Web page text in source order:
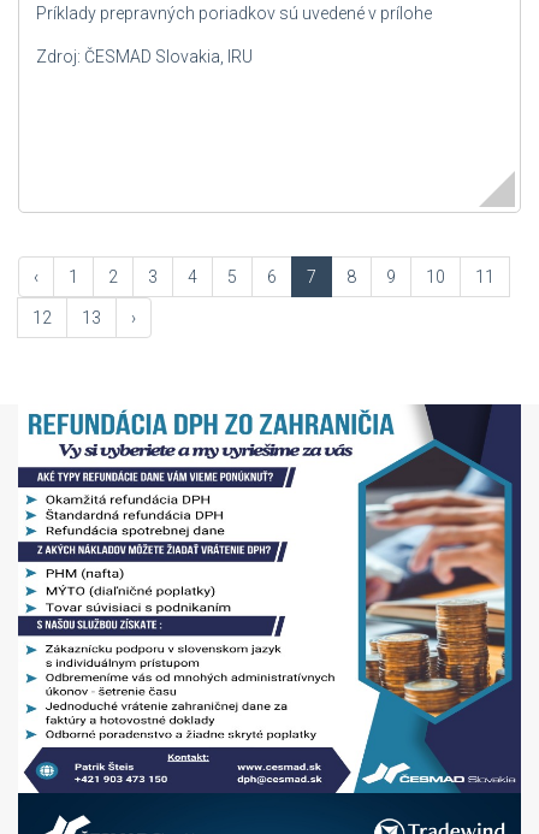
Príklady prepravných poriadkov sú uvedené v prílohe
Zdroj: ČESMAD Slovakia, IRU
‹ 1 2 3 4 5 6 7 8 9 10 11
12 13 ›